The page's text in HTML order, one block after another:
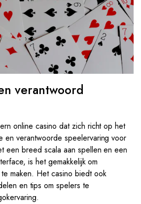
verantwoord
online casino dat zich richt op het
en verantwoorde speelervaring voor
een breed scala aan spellen en een
is het gemakkelijk om
maken. Het casino biedt ook
en tips om spelers te